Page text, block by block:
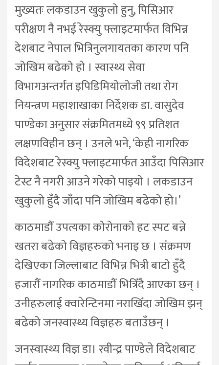
मुख्यतः लकडाउन खुकुलो हुनु, पिसिआर
परीक्षण नै नभई रेस्क्यु फ्लाइटमार्फत विभिन्न
देशबाट नेपाल भित्रिनुलगायतका कारण पनि
जोखिम बढेको हो । स्वास्थ्य सेवा
विभागअन्तर्गत इपिडिमियोलोजी तथा रोग
नियन्त्रण महाशाखाका निर्देशक डा. वासुदेव
पाण्डेका अनुसार संक्रमितमध्ये ९९ प्रतिशत
लक्षणविहीन छन् । उनले भने, ‘केही नागरिक
विदेशबाट रेस्क्यु फ्लाइटमार्फत आउँदा पिसिआर
टेस्ट नै नगरी आउने गरेको पाइयो । लकडाउन
खुकुलो हुँदै जाँदा पनि जोखिम बढेको हो।’
काठमाडौं उपत्यका कोरोनाको हट स्पट बन्ने
खतरा बढेको विज्ञहरुको भनाइ छ । संक्रमण
देखिएका जिल्लाबाट विभिन्न भित्री बाटो हुँदै
हजारौं नागरिक काठमाडौं भित्रिँदै आएका छन् ।
उनीहरुलाई क्वारेन्टिनमा नराखिँदा जोखिम झन्
बढेको जनस्वास्थ्य विज्ञहरु बताउँछन् ।
जनस्वास्थ्य विज्ञ डा। रवीन्द्र पाण्डेले विदेशबाट